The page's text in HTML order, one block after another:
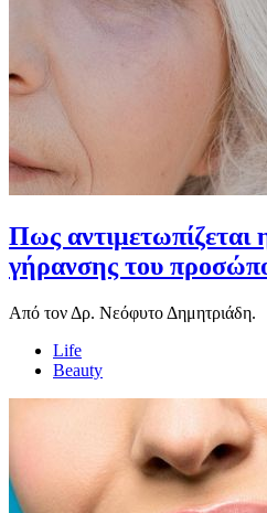
Πως αντιμετωπίζεται
γήρανσης του
Από τον Δρ. Νεόφυτο Δημητριάδη.
Life
Beauty